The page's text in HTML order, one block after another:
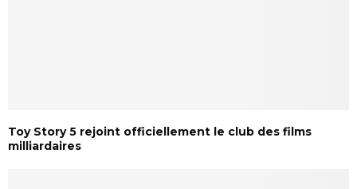
Toy Story 5 rejoint officiellement le club des films
milliardaires